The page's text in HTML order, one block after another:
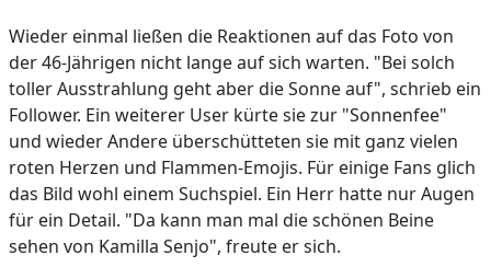
Wieder einmal ließen die Reaktionen auf das Foto von
der 46-Jährigen nicht lange auf sich warten. "Bei solch
toller Ausstrahlung geht aber die Sonne auf", schrieb ein
Follower. Ein weiterer User kürte sie zur "Sonnenfee"
und wieder Andere überschütteten sie mit ganz vielen
roten Herzen und Flammen-Emojis. Für einige Fans glich
das Bild wohl einem Suchspiel. Ein Herr hatte nur Augen
für ein Detail. "Da kann man mal die schönen Beine
sehen von Kamilla Senjo", freute er sich.